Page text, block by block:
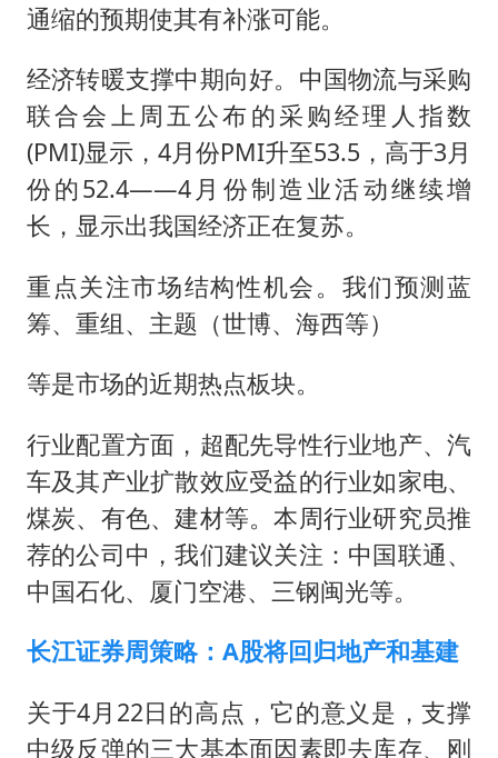
通缩的预期使其有补涨可能。
经济转暖支撑中期向好。中国物流与采购
联合会上周五公布的采购经理人指数
(PMI)显示，4月份PMI升至53.5，高于3月
份的52.4——4月份制造业活动继续增
长，显示出我国经济正在复苏。
重点关注市场结构性机会。我们预测蓝
筹、重组、主题（世博、海西等）
等是市场的近期热点板块。
行业配置方面，超配先导性行业地产、汽
车及其产业扩散效应受益的行业如家电、
煤炭、有色、建材等。本周行业研究员推
荐的公司中，我们建议关注：中国联通、
中国石化、厦门空港、三钢闽光等。
长江证券周策略：A股将回归地产和基建
关于4月22日的高点，它的意义是，支撑
中级反弹的三大基本面因素即去库存、刚